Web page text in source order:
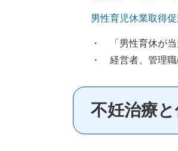
男性育児休業取得
・ 「男性育休が当
・ 経営者、管理職
不妊治療